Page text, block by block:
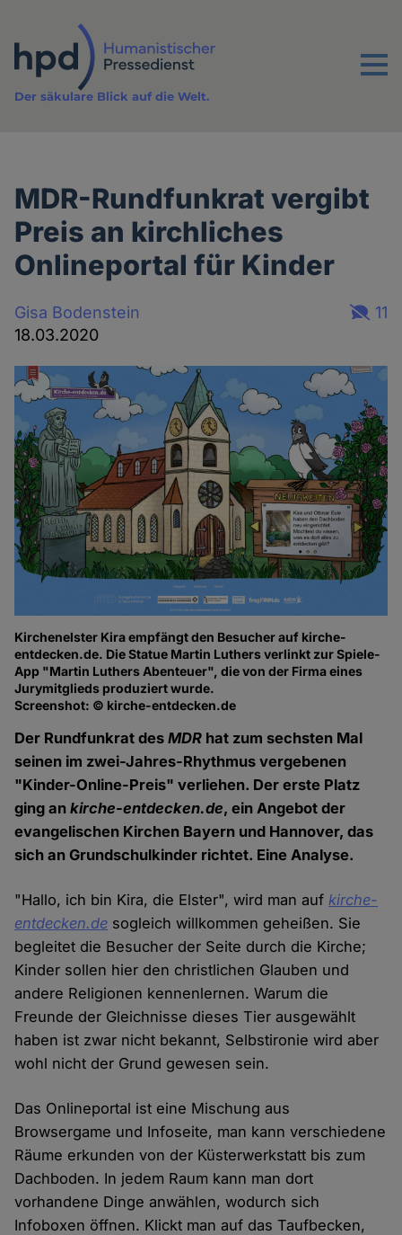
Inhalt
Menu
Der säkulare Blick auf die Welt.
MDR-Rundfunkrat vergibt
Preis an kirchliches
Onlineportal für Kinder
Gisa Bodenstein
18.03.2020
11
Kirchenelster Kira empfängt den Besucher auf kirche-
entdecken.de. Die Statue Martin Luthers verlinkt zur Spiele-
App "Martin Luthers Abenteuer", die von der Firma eines
Jurymitglieds produziert wurde.
Screenshot: © kirche-entdecken.de
Der Rundfunkrat desMDR hat zum sechsten Mal
seinen im zwei-Jahres-Rhythmus vergebenen
"Kinder-Online-Preis" verliehen. Der erste Platz
ging ankirche-entdecken.de, ein Angebot der
evangelischen Kirchen Bayern und Hannover, das
sich an Grundschulkinder richtet. Eine Analyse.
"Hallo, ich bin Kira, die Elster", wird man auf kirche-
entdecken.de sogleich willkommen geheißen. Sie
begleitet die Besucher der Seite durch die Kirche;
Kinder sollen hier den christlichen Glauben und
andere Religionen kennenlernen. Warum die
Freunde der Gleichnisse dieses Tier ausgewählt
haben ist zwar nicht bekannt, Selbstironie wird aber
wohl nicht der Grund gewesen sein.
Das Onlineportal ist eine Mischung aus
Browsergame und Infoseite, man kann verschiedene
Räume erkunden von der Küsterwerkstatt bis zum
Dachboden. In jedem Raum kann man dort
vorhandene Dinge anwählen, wodurch sich
Infoboxen öffnen. Klickt man auf das Taufbecken,